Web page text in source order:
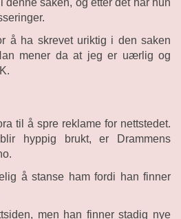
denne saken, og etter det har hun
å ha skrevet uriktig i den saken
mener da at jeg er uærlig og
til å spre reklame for nettstedet.
hyppig brukt, er Drammens
å stanse ham fordi han finner
men han finner stadig nye